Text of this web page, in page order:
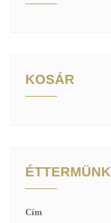
KOSÁR
ÉTTERMÜNK
Cím